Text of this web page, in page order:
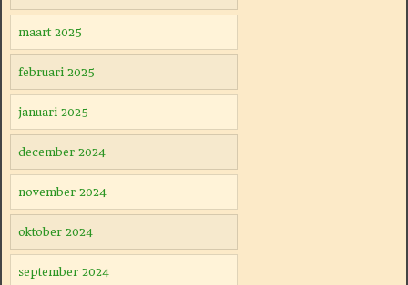
maart 2025
februari 2025
januari 2025
december 2024
november 2024
oktober 2024
september 2024